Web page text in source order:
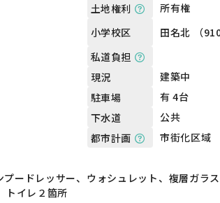
土地権利
所有権
小学校区
田名北 （
私道負担
現況
建築中
駐車場
有 4台
下水道
公共
都市計画
市街化区域
ードレッサー、ウォシュレット、複層ガラ
トイレ２箇所